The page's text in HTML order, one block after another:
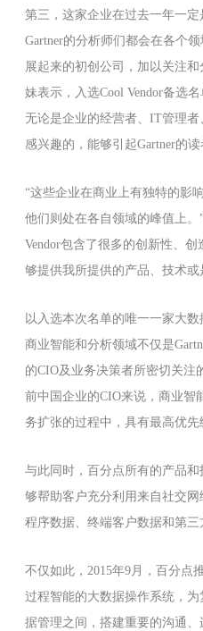
第三，这家企业在过去一年一
Gartner的分析师们都会在各个
展起来的初创公司，加以关注
妹表示，入选Cool Vendor备选
无论是企业的经营者、IT管理
感兴趣的，能够引起Gartner的读
“这些企业在商业上有独特的影
他们则处在各自领域的峰值上
Vendor包含了很多的创新性、
够提供我所提供的产品、技术或
以入选本次名单的唯一一家大
商业智能和分析领域不仅是
的CIO及业务决策者所密切关注
前中国企业的CIO来说，商业
务扩张的过程中，具有最高优先
与此同时，百分点所有的产品
够帮助客户充分利用来自社交
程序数据、终端客户数据和第
不仅如此，2015年9月，百分点
过程智能的大数据操作系统，
据管理之间，搭建重要的沟通